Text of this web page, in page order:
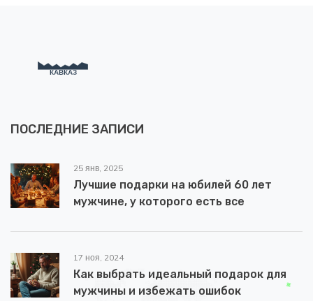
ПОСЛЕДНИЕ ЗАПИСИ
25 янв, 2025
Лучшие подарки на юбилей 60 лет
мужчине, у которого есть все
17 ноя, 2024
Как выбрать идеальный подарок для
мужчины и избежать ошибок